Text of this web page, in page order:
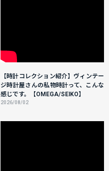
【時計コレクション紹介】ヴィンテー
ジ時計屋さんの私物時計って、こんな
感じです。【OMEGA/SEIKO】
2026/08/02